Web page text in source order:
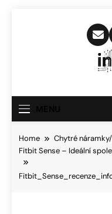
Home
Chytré
Fitbit Sense – Ideální